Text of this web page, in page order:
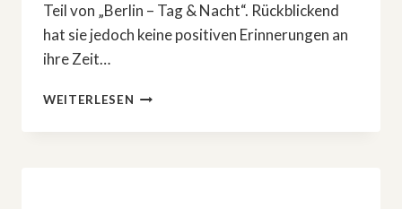
Teil von „Berlin – Tag & Nacht“. Rückblickend
hat sie jedoch keine positiven Erinnerungen an
ihre Zeit…
WEITERLESEN DARUM
NNE W